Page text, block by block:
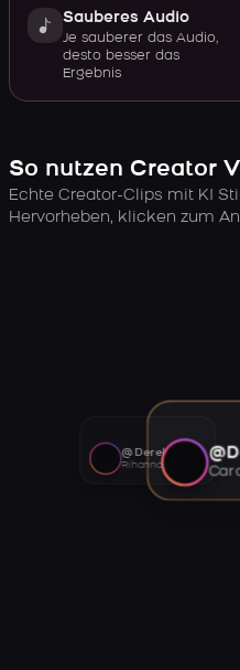
Sauberes Audio
Je sauberer das Audio,
desto besser das
Ergebnis
So nutzen Creator
Echte Creator-Clips mit KI
Hervorheben, klicken zum
@Derekking
Rihanna AI voice